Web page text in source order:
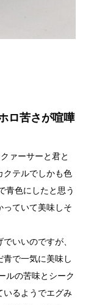
ロ苦さが喧嘩
ァーサーと君と
クテルでしかも色
青色にしたと思う
っていて美味しそ
いいのですが、
青で一気に美味し
ルの苦味とシーク
いるようでエグみ